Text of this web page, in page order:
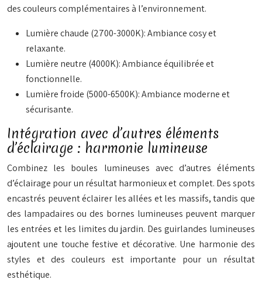
des couleurs complémentaires à l’environnement.
Lumière chaude (2700-3000K): Ambiance cosy et
relaxante.
Lumière neutre (4000K): Ambiance équilibrée et
fonctionnelle.
Lumière froide (5000-6500K): Ambiance moderne et
sécurisante.
Intégration avec d’autres éléments
d’éclairage : harmonie lumineuse
Combinez les boules lumineuses avec d’autres éléments
d’éclairage pour un résultat harmonieux et complet. Des spots
encastrés peuvent éclairer les allées et les massifs, tandis que
des lampadaires ou des bornes lumineuses peuvent marquer
les entrées et les limites du jardin. Des guirlandes lumineuses
ajoutent une touche festive et décorative. Une harmonie des
styles et des couleurs est importante pour un résultat
esthétique.